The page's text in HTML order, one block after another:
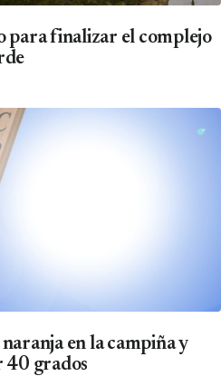
para finalizar el complejo
en la campiña y
40 grados